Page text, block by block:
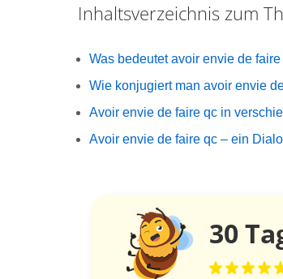
Inhaltsverzeichnis zum
Was bedeutet avoir envie de
Wie konjugiert man avoir envie
Avoir envie de faire qc in
Avoir envie de faire qc – ein
30